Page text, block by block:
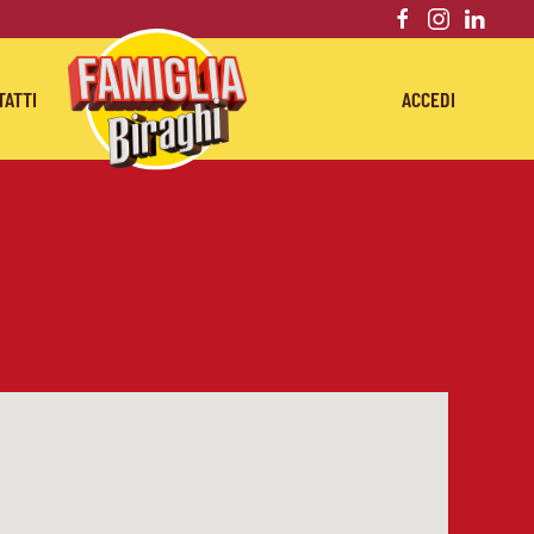
ACCEDI